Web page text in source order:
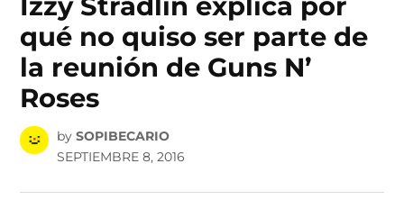
qué no quiso ser parte de
la reunión de Guns N’
Roses
by SOPIBECARIO
SEPTIEMBRE 8, 2016